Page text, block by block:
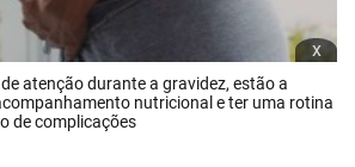
x
atenção durante a gravidez, estão a
nutricional e ter uma rotina
de complicações